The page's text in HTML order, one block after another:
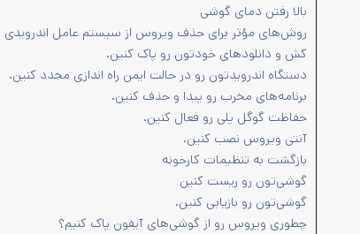
بالا رفتن دمای گوشی
روش‌های مؤثر برای حذف ویروس از سیستم عامل اندرویدی
کش و دانلودهای خودتون رو پاک کنین.
دستگاه اندرویدتون رو در حالت ایمن راه اندازی مجدد کنین.
برنامه‌های مخرب رو پیدا و حذف کنین.
حفاظت گوگل پلی رو فعال کنین.
آنتی ویروس نصب کنین.
بازگشت به تنظیمات کارخونه
گوشی‌تون رو ریست کنین
گوشی‌تون رو بازیابی کنین.
چطوری ویروس رو از گوشی‌های آیفون پاک کنیم؟